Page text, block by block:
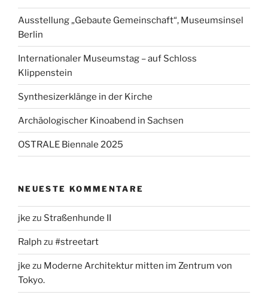
Ausstellung „Gebaute Gemeinschaft“, Museumsinsel
Berlin
Internationaler Museumstag – auf Schloss
Klippenstein
Synthesizerklänge in der Kirche
Archäologischer Kinoabend in Sachsen
OSTRALE Biennale 2025
NEUESTE KOMMENTARE
jke zu Straßenhunde II
Ralph zu #streetart
jke zu Moderne Architektur mitten im Zentrum von
Tokyo.